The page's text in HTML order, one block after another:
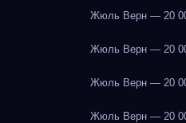
Жюль Верн — 20
Жюль Верн — 20
Жюль Верн — 20
Жюль Верн — 20